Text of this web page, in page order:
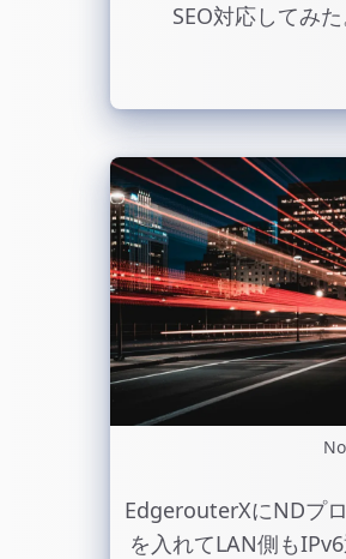
SEO対応してみた
EdgerouterXにNDプ
を入れてLAN側も